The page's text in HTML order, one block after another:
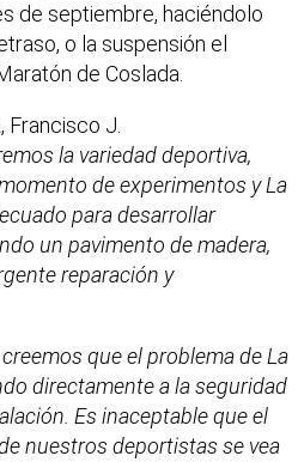
de septiembre, haciéndolo
o la suspensión el
de Coslada.
Francisco J.
la variedad deportiva,
de experimentos y La
para desarrollar
un pavimento de madera,
reparación y
que el problema de La
directamente a la seguridad
Es inaceptable que el
nuestros deportistas se vea